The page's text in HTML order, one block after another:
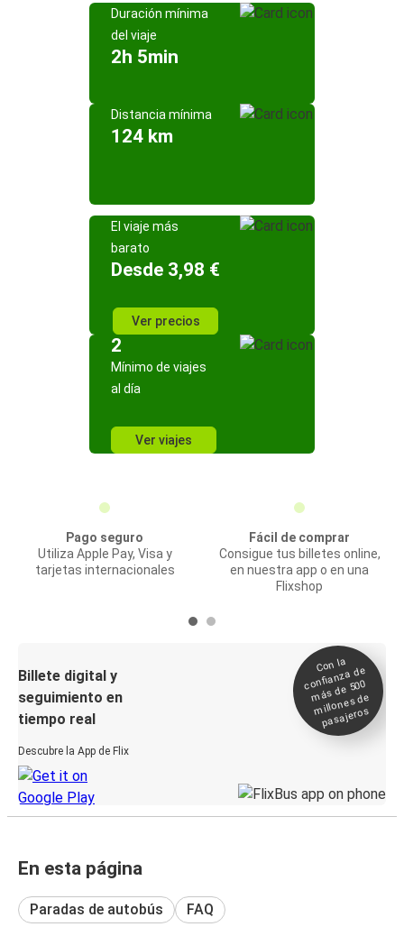
Duración mínima
del viaje
2h 5min
Distancia mínima
124 km
El viaje más
barato
Desde 3,98 €
Ver precios
2
Mínimo de viajes
al día
Ver viajes
Pago seguro
Utiliza Apple Pay, Visa y
tarjetas internacionales
Fácil de comprar
Consigue tus billetes online,
en nuestra app o en una
Flixshop
Billete digital y
seguimiento en
tiempo real
Descubre la App de Flix
Con la
confianza de
más de 500
millones de
pasajeros
En esta página
Paradas de autobús FAQ